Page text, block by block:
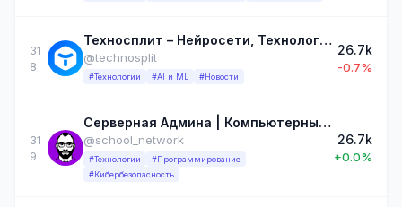
31
8
Техносплит – Нейросети, Технологии, Новости IT
@technosplit
#Технологии #AI и ML #Новости
26.7k
-0.7%
31
9
Серверная Админа | Компьютерные сети
@school_network
#Технологии
#Программирование
#Кибербезопасность
26.7k
+0.0%